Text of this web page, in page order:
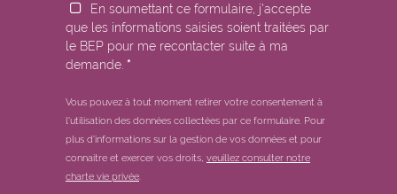
En soumettant ce formulaire, j'accepte
que les informations saisies soient traitées par
le BEP pour me recontacter suite à ma
demande. *
Vous pouvez à tout moment retirer votre consentement à
l'utilisation des données collectées par ce formulaire. Pour
plus d'informations sur la gestion de vos données et pour
connaitre et exercer vos droits, veuillez consulter notre
charte vie privée